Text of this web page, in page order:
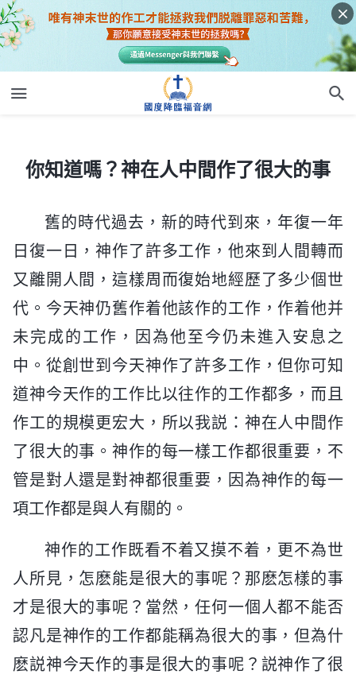
你知道嗎？神在人中間作了很大的事
你知道嗎？神在人中間作了很大的事
舊的時代過去，新的時代到來，年復一年
日復一日，神作了許多工作，他來到人間轉而
又離開人間，這樣周而復始地經歷了多少個世
代。今天神仍舊作着他該作的工作，作着他并
未完成的工作，因為他至今仍未進入安息之
中。從創世到今天神作了許多工作，但你可知
道神今天作的工作比以往作的工作都多，而且
作工的規模更宏大，所以我説：神在人中間作
了很大的事。神作的每一樣工作都很重要，不
管是對人還是對神都很重要，因為神作的每一
項工作都是與人有關的。
神作的工作既看不着又摸不着，更不為世
人所見，怎麽能是很大的事呢？那麽怎樣的事
才是很大的事呢？當然，任何一個人都不能否
認凡是神作的工作都能稱為很大的事，但為什
麽説神今天作的事是很大的事呢？説神作了很